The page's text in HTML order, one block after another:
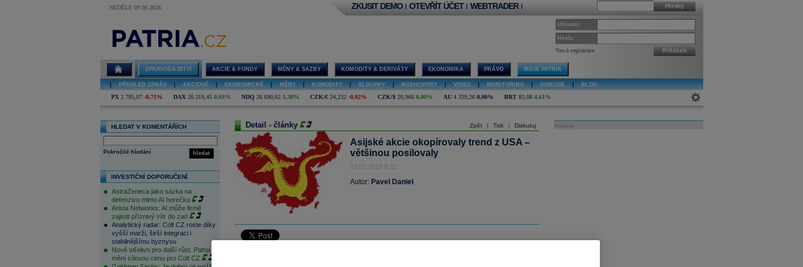
NEDĚLE 09.08.2026 Hledej
ZKUSIT DEMO | OTEVŘÍT ÚČET | WEBTRADER |
Uživatel:
Heslo:
Nová registrace Přihlásit
ZPRAVODAJSTVÍ AKCIE & FONDY MĚNY & SAZBY KOMODITY & DERIVÁTY EKONOMIKA PRÁVO MOJE PATRIA
PŘEHLED ZPRÁV AKCIOVÉ EKONOMICKÉ MĚNY KOMODITY SLOUPKY ROZHOVORY VIDEO MONITORING DISKUSE BLOG
PX 2 785,07 -0,71% DAX 26 319,45 0,69% NDQ 26 690,62 1,30% CZK/€ 24,232 -0,02% CZK/$ 20,966 0,00% AU 4 339,26 0,00% BRT 83,08 4,61%
HLEDAT V KOMENTÁŘÍCH
hledat
Pokročilé hledání
INVESTIČNÍ DOPORUČENÍ
AstraZeneca jako sázka na
defenzivu mimo AI horečku
Arista Networks: AI může firmě
zajistit příznivý vítr do zad
Analytický radar: Colt CZ roste díky
vyšší marži, širší integraci i
stabilnějšímu byznysu
Nové střelivo pro další růst. Patria
mění cílovou cenu pro Colt CZ
Zpět Tisk Diskutuj
Detail - články
Asijské akcie okopírovaly trend z USA –
většinou posilovaly
18.02.2015 8:33
Autor: Pavel Daniel
Reklama